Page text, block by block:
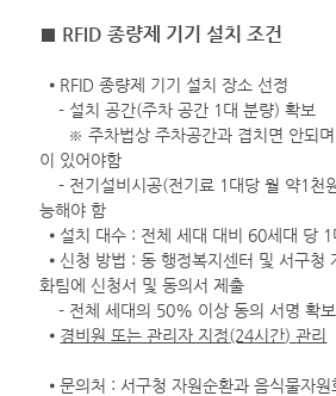
■ RFID 종량제 기기 설치 조건
⦁ RFID 종량제 기기 설치 장소 선정
- 설치 공간(주차 공간 1대 분량) 확보
※ 주차법상 주차공간과 겹치면 안되며
이 있어야함
- 전기설비시공(전기료 1대당 월 약1천
능해야 함
⦁ 설치 대수 : 전체 세대 대비 60세대 당 1
⦁ 신청 방법 : 동 행정복지센터 및 서구청
화팀에 신청서 및 동의서 제출
- 전체 세대의 50% 이상 동의 서명 확보
⦁ 경비원 또는 관리자 지정(24시간)관리
⦁ 문의처 : 서구청 자원순환과 음식물자